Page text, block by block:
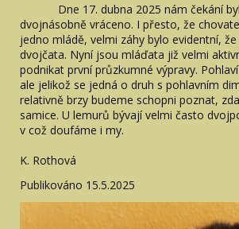
Dne 17. dubna 2025 nám čekání
dvojnásobně vráceno. I přesto, že
jedno mládě, velmi záhy bylo evidentní,
dvojčata. Nyní jsou mláďata již velmi
podnikat první průzkumné výpravy.
ale jelikož se jedná o druh s pohlavním
relativně brzy budeme schopni poznat,
samice. U lemurů bývají velmi často
v což doufáme i my.
K. Rothová
Publikováno 15.5.2025